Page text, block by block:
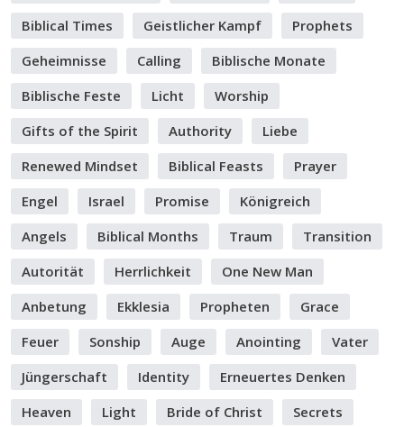
Biblical Times
Geistlicher Kampf
Prophets
Geheimnisse
Calling
Biblische Monate
Biblische Feste
Licht
Worship
Gifts of the Spirit
Authority
Liebe
Renewed Mindset
Biblical Feasts
Prayer
Engel
Israel Promise
Königreich
Angels
Biblical Months Traum
Transition
Autorität
Herrlichkeit
One New Man
Anbetung
Ekklesia Propheten
Grace
Feuer
Sonship Auge Anointing
Vater
Jüngerschaft
Identity
Erneuertes Denken
Heaven
Light Bride of Christ
Secrets